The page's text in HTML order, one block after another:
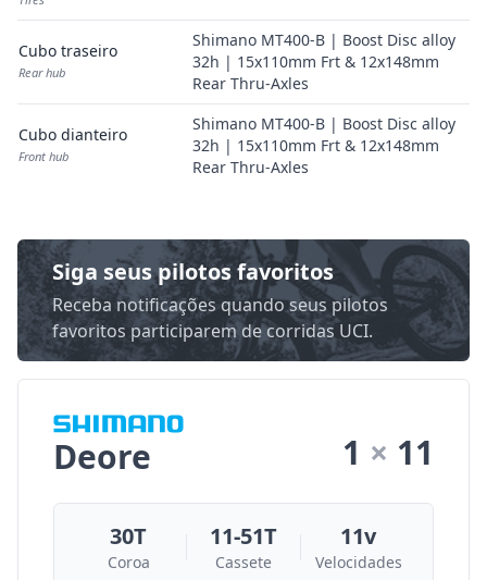
Cubo traseiro
Rear hub
Shimano MT400-B | Boost Disc alloy
32h | 15x110mm Frt & 12x148mm
Rear Thru-Axles
Cubo dianteiro
Front hub
Shimano MT400-B | Boost Disc alloy
32h | 15x110mm Frt & 12x148mm
Rear Thru-Axles
Siga seus pilotos favoritos
Receba notificações quando seus pilotos
favoritos participarem de corridas UCI.
Deore 1 × 11
Coroa
30T
Cassete
11-51T
Velocidades
11v